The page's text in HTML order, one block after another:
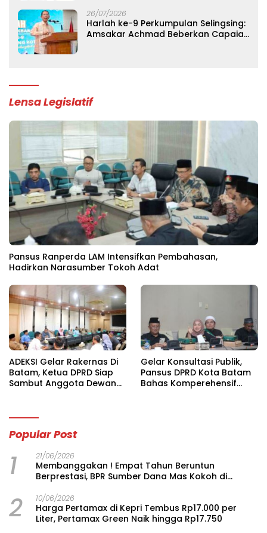
26/07/2026
Harlah ke-9 Perkumpulan Selingsing:
Amsakar Achmad Beberkan Capaian
Lensa Legislatif
Pansus Ranperda LAM Intensifkan Pembahasan,
Hadirkan Narasumber Tokoh Adat
ADEKSI Gelar Rakernas Di
Batam, Ketua DPRD Siap
Sambut Anggota Dewan
Gelar Konsultasi Publik,
Pansus DPRD Kota Batam
Bahas Komperehensif
Popular Post
1 21/06/2026
Membanggakan ! Empat Tahun Beruntun
Berprestasi, BPR Sumber Dana Mas Kokoh di
2 10/06/2026
Harga Pertamax di Kepri Tembus Rp17.000 per
Liter, Pertamax Green Naik hingga Rp17.750